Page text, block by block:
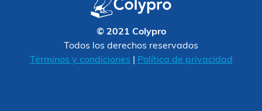
© 2021 Colypro
Todos los derechos reservados
Términos y condiciones
Política de privacidad